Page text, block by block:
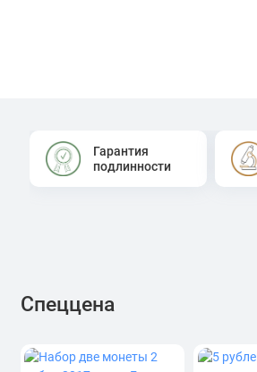
Гарантия
подлинности
Спеццена